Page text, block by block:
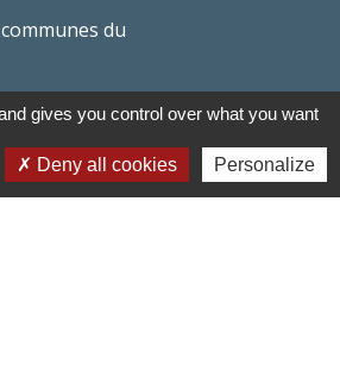
du
Limousin
gives you control over what you want
Deny all cookies Personalize